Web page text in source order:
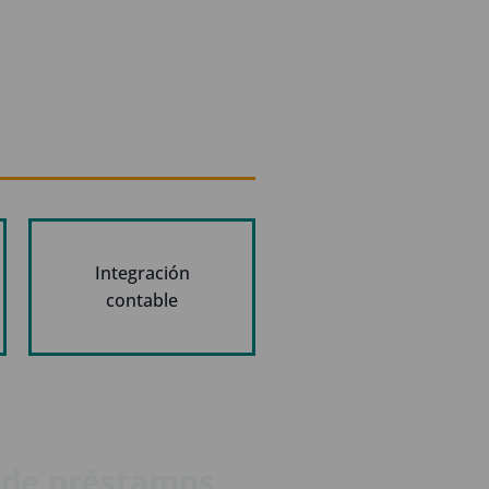
Integración
contable
préstamos,